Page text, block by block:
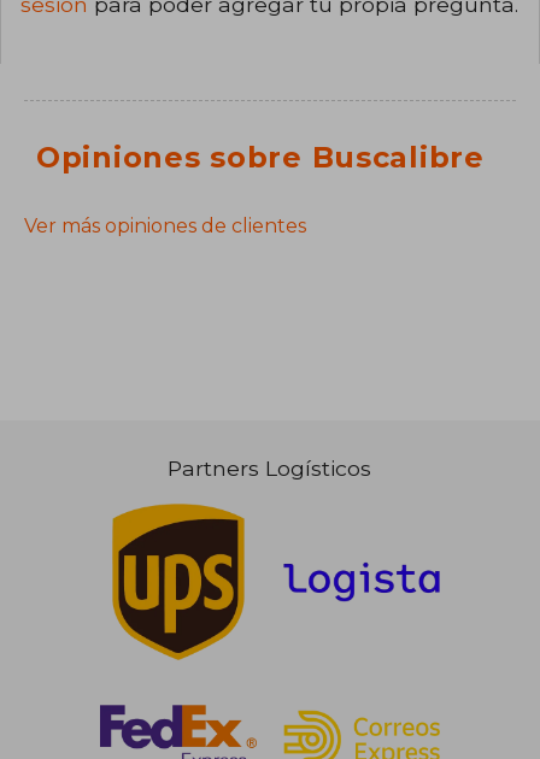
Opiniones sobre Buscalibre
Ver más opiniones de clientes
Partners Logísticos